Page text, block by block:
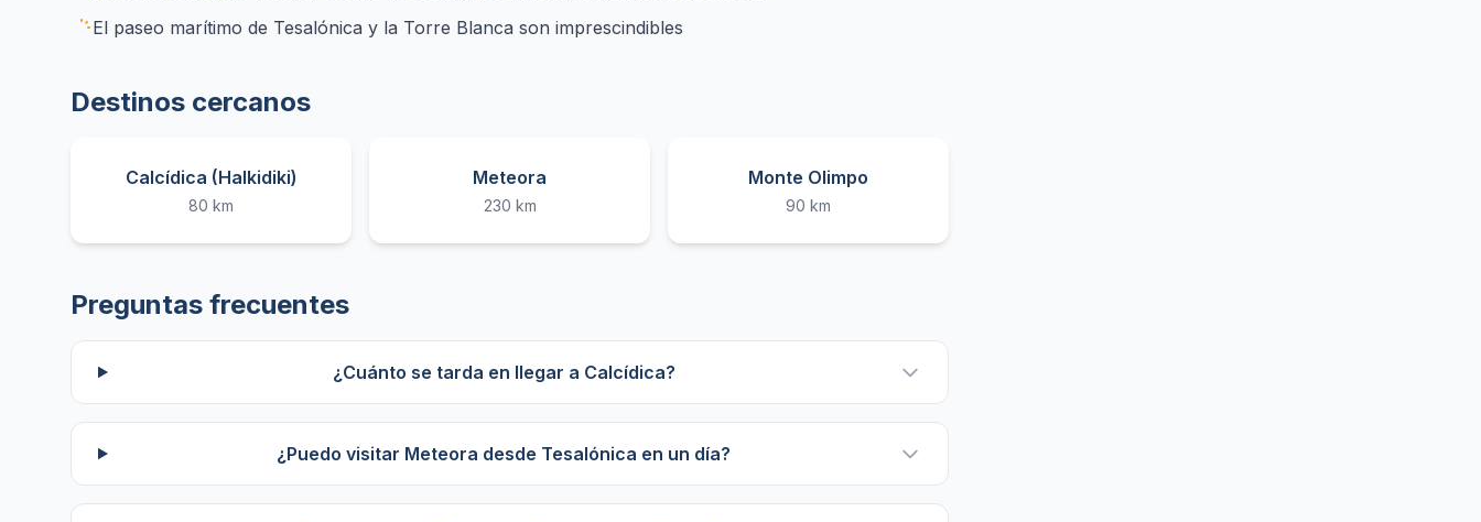
El paseo marítimo de Tesalónica y la Torre Blanca son imprescindibles
Destinos cercanos
Calcídica (Halkidiki)
80 km
Meteora
230 km
Monte Olimpo
90 km
Preguntas frecuentes
¿Cuánto se tarda en llegar a Calcídica?
¿Puedo visitar Meteora desde Tesalónica en un día?